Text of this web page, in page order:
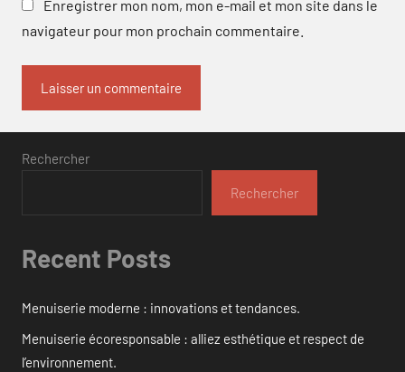
Enregistrer mon nom, mon e-mail et mon site dans le
navigateur pour mon prochain commentaire.
Rechercher
Rechercher
Recent Posts
Menuiserie moderne : innovations et tendances.
Menuiserie écoresponsable : alliez esthétique et respect de
l’environnement.